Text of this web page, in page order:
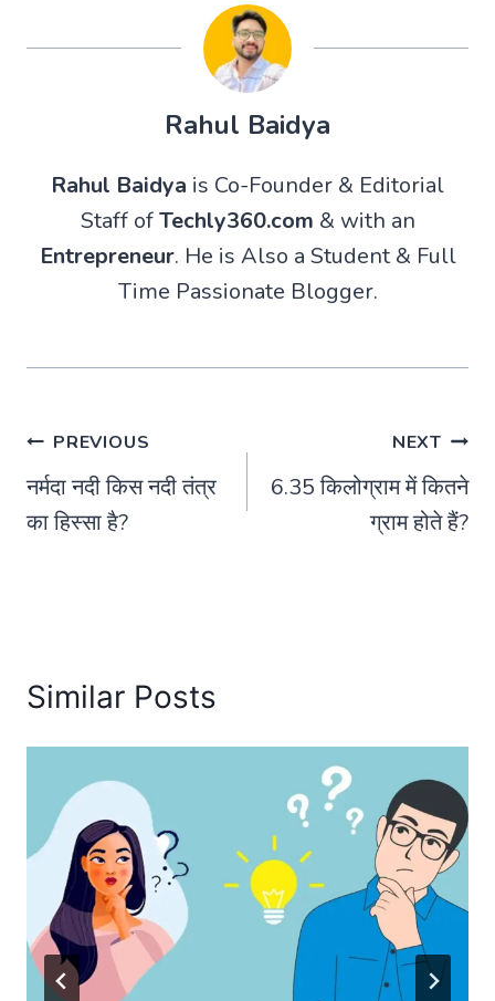
Rahul Baidya
Rahul Baidya is Co-Founder & Editorial
Staff ofTechly360.com & with an
Entrepreneur. He is Also a Student & Full
Time Passionate Blogger.
Post
navigation
PREVIOUS
नर्मदा नदी किस नदी तंत्र
का हिस्सा है?
NEXT
6.35 किलोग्राम में कितने
ग्राम होते हैं?
Similar Posts